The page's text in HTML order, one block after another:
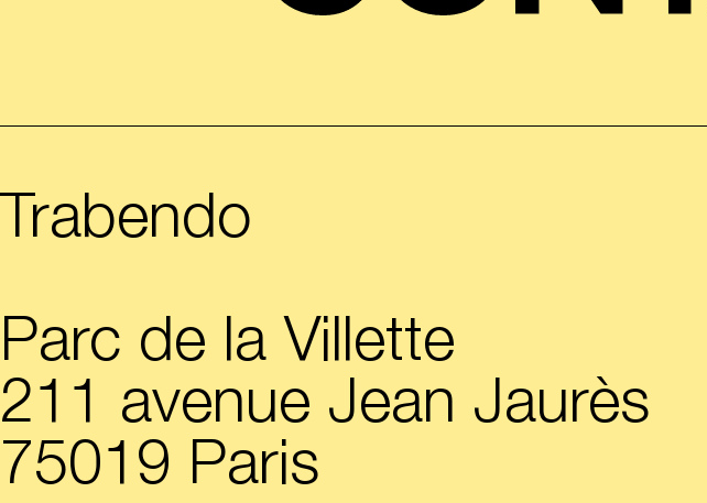
Trabendo
Parc de la Villette
211 avenue Jean Jaurès
75019 Paris